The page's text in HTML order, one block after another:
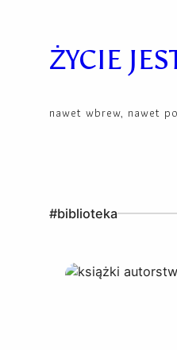
contentŻYCIE
nawet wbrew, nawet
#biblioteka